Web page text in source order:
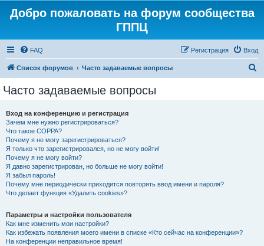
Добро пожаловать на форум сообщества
ГППЦ
FAQ Вход
Регистрация
Список форумов Часто задаваемые вопросы
Часто задаваемые вопросы
Вход на конференцию и регистрация
Зачем мне нужно регистрироваться?
Что такое COPPA?
Почему я не могу зарегистрироваться?
Я только что зарегистрировался, но не могу войти!
Почему я не могу войти?
Я давно зарегистрирован, но больше не могу войти!
Я забыл пароль!
Почему мне периодически приходится повторять ввод имени и пароля?
Что делает функция «Удалить cookies»?
Параметры и настройки пользователя
Как мне изменить мои настройки?
Как избежать появления моего имени в списке «Кто сейчас на конференции»?
На конференции неправильное время!